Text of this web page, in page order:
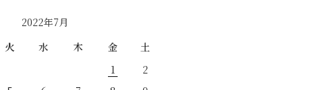
2022年7月
火 水 木 金
土
1
2